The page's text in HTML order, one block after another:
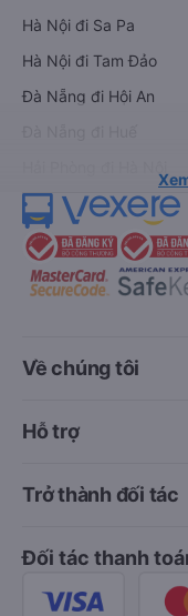
Hà Nội đi Sa Pa
Hà Nội đi Tam Đảo
Đà Nẵng đi Hội An
Về chúng tôi
Hỗ trợ
Trở thành đối tác
Đối tác thanh